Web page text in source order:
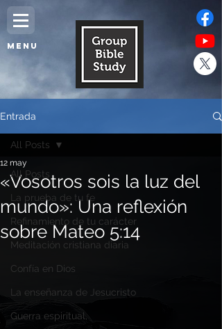
MENU
Entrada
All Posts
La prueba de tu fe
Refinamiento de tu carácter
Meditación cristiana diaria
Confía en Dios
La enseñanza de Jesucristo
Guerra espiritual,
All Posts
«Vosotros sois la luz del
mundo»: Una reflexión
sobre Mateo 5:14
12 may